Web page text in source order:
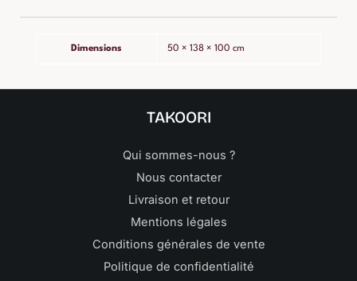
Dimensions 50 × 138 × 100 cm
TAKOORI
Qui sommes-nous ?
Nous contacter
Livraison et retour
Mentions légales
Conditions générales de vente
Politique de confidentialité